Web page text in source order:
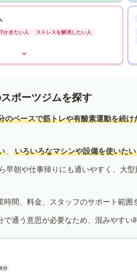
かきたい人 ストレスを解消したい人
ポーツジムを探す
のペースで筋トレや有酸素運動を続け
、 いろいろなマシンや設備を使いたい
早朝や仕事帰りにも通いやすく、大
間、料金、スタッフのサポート範囲
で通う意思が必要なため、混みやすい
分